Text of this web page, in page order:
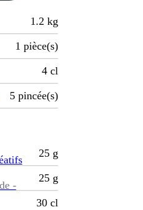
-
1.2 kg
1 pièce(s)
4 cl
5 pincée(s)
25 g
25 g
30 cl